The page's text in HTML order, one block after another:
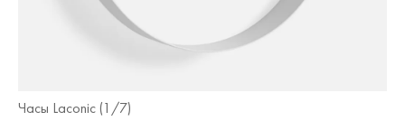
Часы Laconic (1 /7)